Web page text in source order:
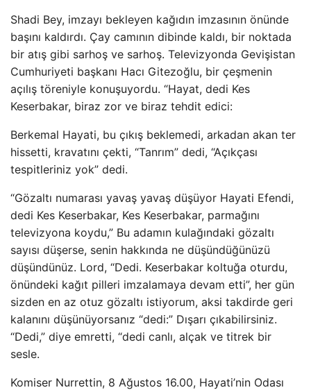
Shadi Bey, imzayı bekleyen kağıdın imzasının önünde
başını kaldırdı. Çay camının dibinde kaldı, bir noktada
bir atış gibi sarhoş ve sarhoş. Televizyonda Gevişistan
Cumhuriyeti başkanı Hacı Gitezoğlu, bir çeşmenin
açılış töreniyle konuşuyordu. “Hayat, dedi Kes
Keserbakar, biraz zor ve biraz tehdit edici:
Berkemal Hayati, bu çıkış beklemedi, arkadan akan ter
hissetti, kravatını çekti, “Tanrım” dedi, “Açıkçası
tespitleriniz yok” dedi.
“Gözaltı numarası yavaş yavaş düşüyor Hayati Efendi,
dedi Kes Keserbakar, Kes Keserbakar, parmağını
televizyona koydu,” Bu adamın kulağındaki gözaltı
sayısı düşerse, senin hakkında ne düşündüğünüzü
düşündünüz. Lord, “Dedi. Keserbakar koltuğa oturdu,
önündeki kağıt pilleri imzalamaya devam etti”, her gün
sizden en az otuz gözaltı istiyorum, aksi takdirde geri
kalanını düşünüyorsanız “dedi:” Dışarı çıkabilirsiniz.
“Dedi,” diye emretti, “dedi canlı, alçak ve titrek bir
sesle.
Komiser Nurrettin, 8 Ağustos 16.00, Hayati’nin Odası